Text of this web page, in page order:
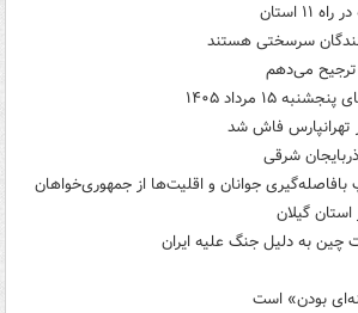
استان
سرسختی هستند
ترجیح می‌دهم
۱۵ مرداد ۱۴۰۵
شرقی
بافاصله‌گیری جوانان و اقلیت‌ها از جمهوری‌خواهان
استان گیلان
به دلیل جنگ علیه ایران
بودن» است